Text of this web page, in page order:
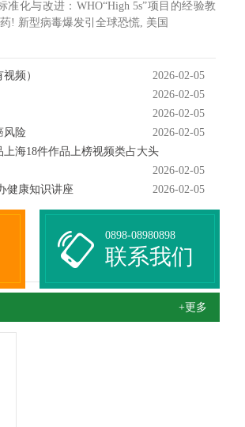
与改进：WHO“High 5s”项目的经验教
新型病毒爆发引全球恐慌, 美国
频）
2026-02-05
2026-02-05
2026-02-05
风险
2026-02-05
海18件作品上榜视频类占大头
2026-02-05
健康知识讲座
2026-02-05
0898-08980898
联系我们
+更多